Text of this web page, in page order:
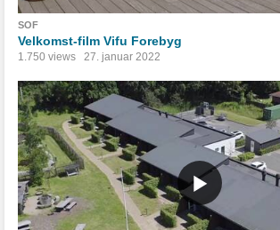
SOF
Velkomst-film Vifu Forebyg
1.750 views 27. januar 2022